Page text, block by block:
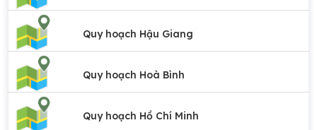
Quy hoạch Hậu Giang
Quy hoạch Hoà Bình
Quy hoạch Hồ Chí Minh